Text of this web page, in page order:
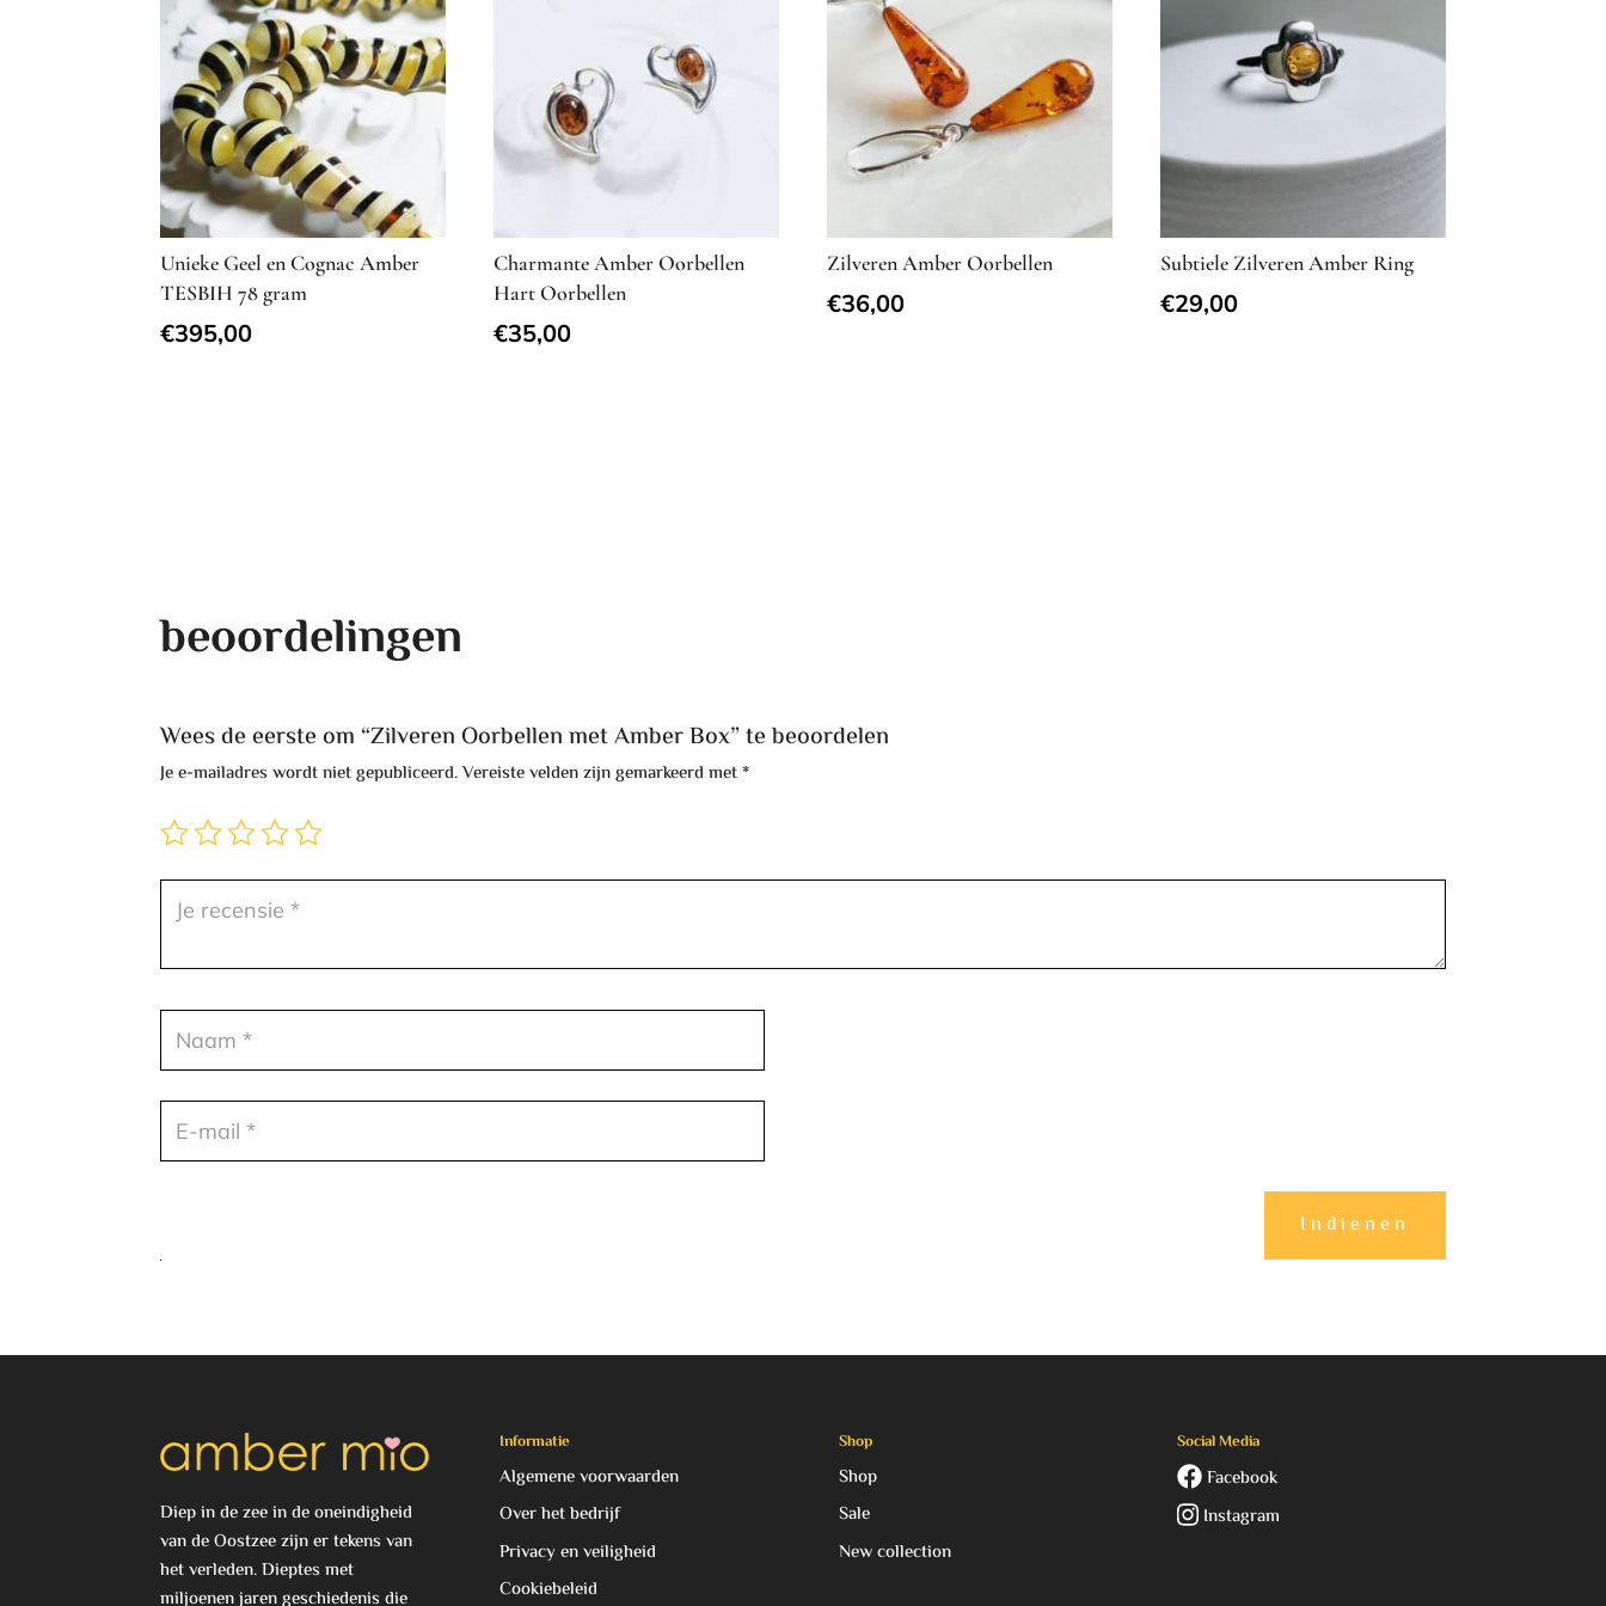
Unieke Geel en Cognac Amber
TESBIH 78 gram
€395,00
Charmante Amber Oorbellen
Hart Oorbellen
€35,00
Zilveren Amber Oorbellen
€36,00
Subtiele Zilveren Amber Ring
€29,00
beoordelingen
Wees de eerste om “Zilveren Oorbellen met Amber Box” te beoordelen
Je e-mailadres wordt niet gepubliceerd.Vereiste velden zijn gemarkeerd met*
Indienen
Diep in de zee in de oneindigheid
van de Oostzee zijn er tekens van
het verleden. Dieptes met
miljoenen jaren geschiedenis die
Informatie
Algemene voorwaarden
Over het bedrijf
Privacy en veiligheid
Cookiebeleid
Shop
Shop
Sale
New collection
Social Media
Facebook
Instagram